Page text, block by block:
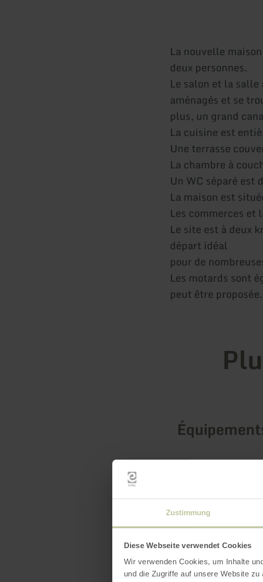
Zustimmung
Diese Webseite verwendet Cookies
Wir verwenden Cookies, um Inhalte
und die Zugriffe auf unsere Website
La nouvelle
deux personnes.
Le salon et la
aménagés et se
plus, un grand
La cuisine est
Une terrasse
La chambre à
Un WC séparé est
La maison est
Les commerces et
Le site est à deux
départ idéal
pour de
Les motards sont
peut être proposée.